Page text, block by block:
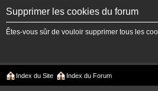
Supprimer les cookies du forum
Êtes-vous sûr de vouloir supprimer tous les
Index du Site Index du Forum